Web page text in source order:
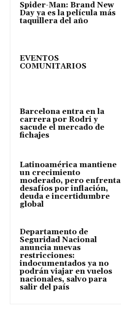
Spider-Man: Brand New
Day ya es la película más
taquillera del año
EVENTOS
COMUNITARIOS
Barcelona entra en la
carrera por Rodri y
sacude el mercado de
fichajes
Latinoamérica mantiene
un crecimiento
moderado, pero enfrenta
desafíos por inflación,
deuda e incertidumbre
global
Departamento de
Seguridad Nacional
anuncia nuevas
restricciones:
indocumentados ya no
podrán viajar en vuelos
nacionales, salvo para
salir del país